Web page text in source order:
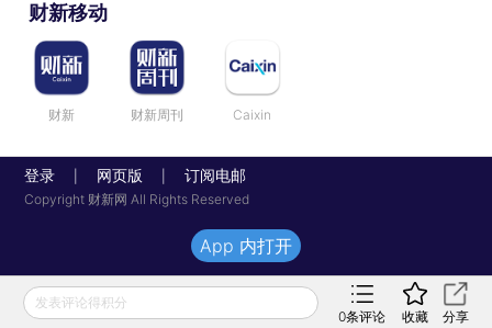
财新移动
财新 财新周刊 Caixin
登录 网页版 订阅电邮
Copyright 财新网 All Rights Reserved
发表评论得积分
0条评论 收藏 分享
App 内打开